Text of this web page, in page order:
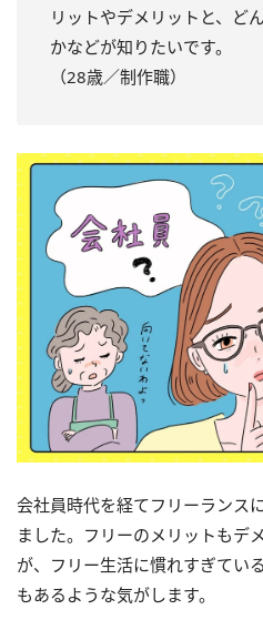
リットやデメリットと、ど
かなどが知りたいです。
（28歳／制作職）
会社員時代を経てフリーランス
ました。フリーのメリットもデ
が、フリー生活に慣れすぎてい
もあるような気がします。